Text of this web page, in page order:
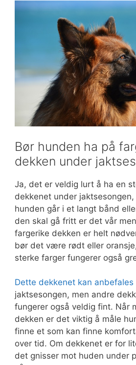
Bør hunden ha på
dekken under
Ja, det er veldig lurt å ha en
dekkenet under
hunden går i et langt bånd
den skal gå fritt er det vår
fargerike dekken er helt
bør det være rødt eller
sterke farger fungerer også
Dette dekkenet kan anbefales
jaktsesongen, men andre
fungerer også veldig fint. Når
dekken er det viktig å måle
finne et som kan finne
over tid. Om dekkenet er for
det gnisser mot huden under